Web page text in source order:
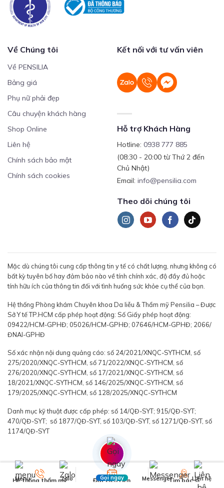
Về Chúng tôi
Về PENSILIA
Bảng giá
Phụ nữ phải đẹp
Câu chuyện khách hàng
Shop Online
Liên hệ
Chính sách bảo mật
Chính sách cookies
Kết nối với tư vấn viên
Hỗ trợ Khách Hàng
Hotline: 0938 777 885
(08:30 - 20:00 từ Thứ 2 đến
Chủ Nhật)
Email: info@pensilia.com
Theo dõi chúng tôi
Mặc dù chúng tôi cung cấp thông tin y tế có chất lượng, nhưng không có
bất kỳ tuyên bố hay đảm bảo nào về tính chính xác, độ đầy đủ hoặc
tính hữu ích của thông tin đối với tình huống sức khỏe cụ thể của bạn.
Hệ thống Phòng khám Chuyên khoa Da liễu & Thẩm mỹ Pensilia – Được
Sở Y tế TP.HCM cấp phép hoạt động: Số Giấy phép hoạt động:
09422/HCM-GPHĐ; 05026/HCM-GPHĐ; 07646/HCM-GPHĐ; 2066/
ĐNAI-GPHĐ
Số xác nhận nội dung quảng cáo: số 24/2021/XNQC-SYTHCM, số
275/2020/XNQC-SYTHCM, số 71/2022/XNQC-SYTHCM, số
276/2020/XNQC-SYTHCM, số 17/2021/XNQC-SYTHCM, số
18/2021/XNQC-SYTHCM, số 146/2025/XNQC-SYTHCM, số
179/2025/XNQC-SYTHCM, số 128/2025/XNQC-SYTHCM
Danh mục kỹ thuật được cấp phép: số 14/QĐ-SYT; 915/QĐ-SYT;
470/QĐ-SYT; số 1877/QĐ-SYT, số 103/QĐ-SYT, số 1271/QĐ-SYT, số
1174/QĐ-SYT
Hệ thống thẩm mỹ Đặt Lịch Hẹn Tìm bác sĩ
Menu Zalo Gọi ngay Messenger Liên hệ